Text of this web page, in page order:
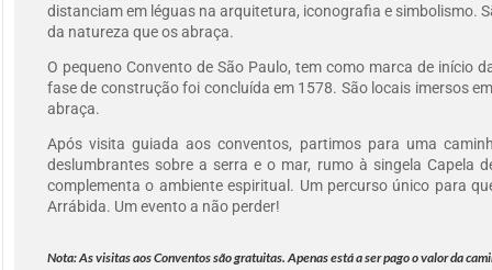
distanciam em léguas na arquitetura, iconografia e simbolismo.
da natureza que os abraça.
O pequeno Convento de São Paulo, tem como marca de início
fase de construção foi concluída em 1578. São locais imersos
abraça.
Após visita guiada aos conventos, partimos para uma
deslumbrantes sobre a serra e o mar, rumo à singela Capela
complementa o ambiente espiritual. Um percurso único para
Arrábida. Um evento a não perder!
Nota: As visitas aos Conventos são gratuitas. Apenas está a ser pago o valor da